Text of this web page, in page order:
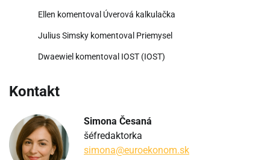
Ellen komentoval Úverová kalkulačka
Julius Simsky komentoval Priemysel
Dwaewiel komentoval IOST (IOST)
Kontakt
Simona Česaná
šéfredaktorka
simona@euroekonom.sk